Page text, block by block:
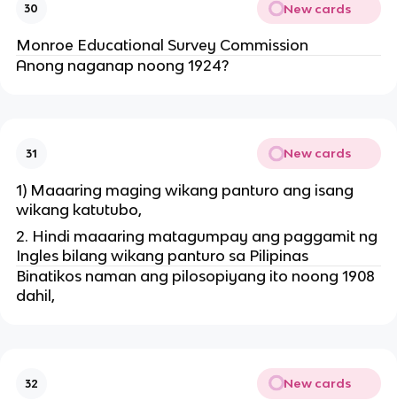
30 New cards
Monroe Educational Survey Commission
Anong naganap noong 1924?
31 New cards
1) Maaaring maging wikang panturo ang isang
wikang katutubo,
2. Hindi maaaring matagumpay ang paggamit ng
Ingles bilang wikang panturo sa Pilipinas
Binatikos naman ang pilosopiyang ito noong 1908
dahil,
32 New cards